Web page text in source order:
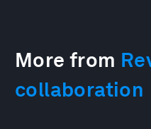
More from
collaboration